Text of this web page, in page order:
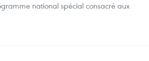
national spécial consacré aux